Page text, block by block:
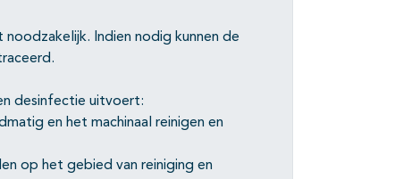
Indien nodig kunnen de
desinfectie uitvoert:
en het machinaal reinigen en
op het gebied van reiniging en